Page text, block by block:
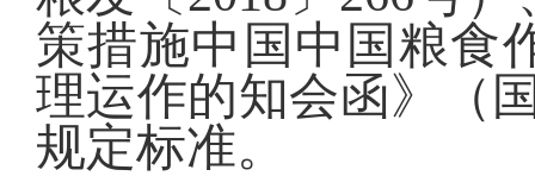
策措施中国中国粮食
理运作的知会函》（
规定标准。